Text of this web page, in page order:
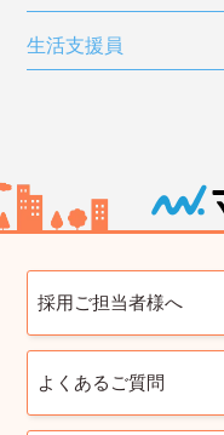
生活支援員
採用ご担当者様へ
よくあるご質問